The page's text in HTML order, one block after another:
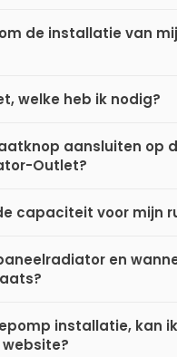
de installatie van
welke heb ik nodig?
aansluiten op
Outlet?
capaciteit voor mijn
en
installatie, kan